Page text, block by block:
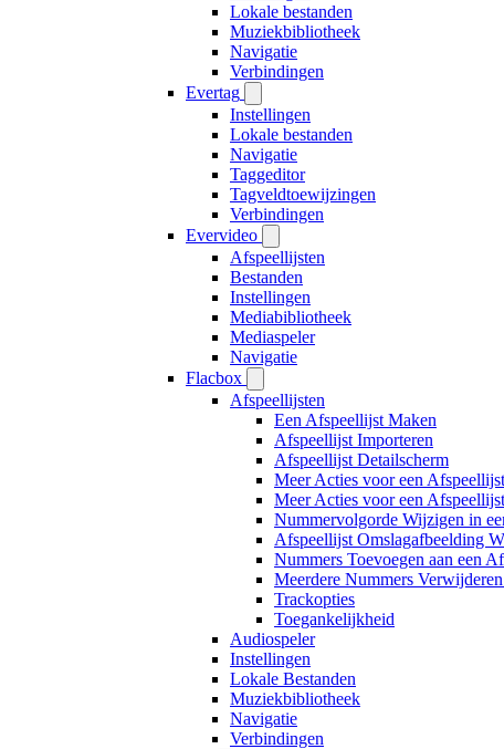
Lokale bestanden
Muziekbibliotheek
Navigatie
Verbindingen
Evertag
Instellingen
Lokale bestanden
Navigatie
Taggeditor
Tagveldtoewijzingen
Verbindingen
Evervideo
Afspeellijsten
Bestanden
Instellingen
Mediabibliotheek
Mediaspeler
Navigatie
Flacbox
Afspeellijsten
Een Afspeellijst Maken
Afspeellijst Importeren
Afspeellijst Detailscherm
Meer Acties voor een
Meer Acties voor een
Nummervolgorde Wijzigen in
Afspeellijst Omslagafbeelding
Nummers Toevoegen aan een
Meerdere Nummers
Trackopties
Toegankelijkheid
Audiospeler
Instellingen
Lokale Bestanden
Muziekbibliotheek
Navigatie
Verbindingen